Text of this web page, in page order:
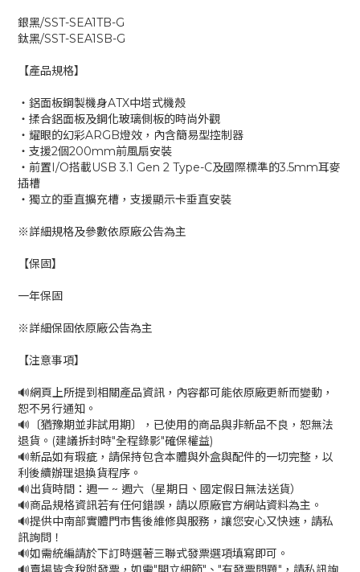
銀黑/SST-SEA1TB-G
鈦黑/SST-SEA1SB-G
【產品規格】
‧鋁面板鋼製機身ATX中塔式機殼
‧揉合鋁面板及鋼化玻璃側板的時尚外觀
‧耀眼的幻彩ARGB燈效，內含簡易型控制器
‧支援2個200mm前風扇安裝
‧前置I/O搭載USB 3.1 Gen 2 Type-C及國際標準的3.5mm耳麥
插槽
‧獨立的垂直擴充槽，支援顯示卡垂直安裝
※詳細規格及參數依原廠公告為主
【保固】
一年保固
※詳細保固依原廠公告為主
【注意事項】
🔊網頁上所提到相關產品資訊，內容都可能依原廠更新而變動，
恕不另行通知。
🔊〔猶豫期並非試用期〕，已使用的商品與非新品不良，恕無法
退貨。(建議拆封時"全程錄影"確保權益)
🔊新品如有瑕疵，請保持包含本體與外盒與配件的一切完整，以
利後續辦理退換貨程序。
🔊出貨時間：週一 ~ 週六（星期日、國定假日無法送貨）
🔊商品規格資訊若有任何錯誤，請以原廠官方網站資料為主。
🔊提供中南部實體門市售後維修與服務，讓您安心又快速，請私
訊詢問！
🔊如需統編請於下訂時選著三聯式發票選項填寫即可。